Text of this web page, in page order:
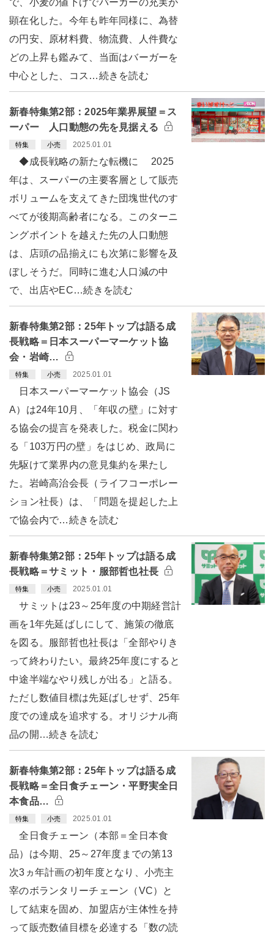
で、小麦の値下げでバーガーの充実が
顕在化した。今年も昨年同様に、為替
の円安、原材料費、物流費、人件費な
どの上昇も鑑みて、当面はバーガーを
中心とした、コス…続きを読む
新春特集第2部：2025年業界展望＝ス
ーパー 人口動態の先を見据える
特集 小売 2025.01.01
◆成長戦略の新たな転機に 2025
年は、スーパーの主要客層として販売
ボリュームを支えてきた団塊世代のす
べてが後期高齢者になる。このターニ
ングポイントを越えた先の人口動態
は、店頭の品揃えにも次第に影響を及
ぼしそうだ。同時に進む人口減の中
で、出店やEC…続きを読む
新春特集第2部：25年トップは語る成
長戦略＝日本スーパーマーケット協
会・岩崎…
特集 小売 2025.01.01
日本スーパーマーケット協会（JS
A）は24年10月、「年収の壁」に対す
る協会の提言を発表した。税金に関わ
る「103万円の壁」をはじめ、政局に
先駆けて業界内の意見集約を果たし
た。岩崎高治会長（ライフコーポレー
ション社長）は、「問題を提起した上
で協会内で…続きを読む
新春特集第2部：25年トップは語る成
長戦略＝サミット・服部哲也社長
特集 小売 2025.01.01
サミットは23～25年度の中期経営計
画を1年先延ばしにして、施策の徹底
を図る。服部哲也社長は「全部やりき
って終わりたい。最終25年度にすると
中途半端なやり残しが出る」と語る。
ただし数値目標は先延ばしせず、25年
度での達成を追求する。オリジナル商
品の開…続きを読む
新春特集第2部：25年トップは語る成
長戦略＝全日食チェーン・平野実全日
本食品…
特集 小売 2025.01.01
全日食チェーン（本部＝全日本食
品）は今期、25～27年度までの第13
次3ヵ年計画の初年度となり、小売主
宰のボランタリーチェーン（VC）と
して結束を固め、加盟店が主体性を持
って販売数値目標を必達する「数の読